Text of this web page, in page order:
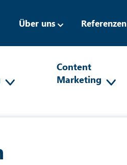
Über uns Referenzen
Content
Marketing